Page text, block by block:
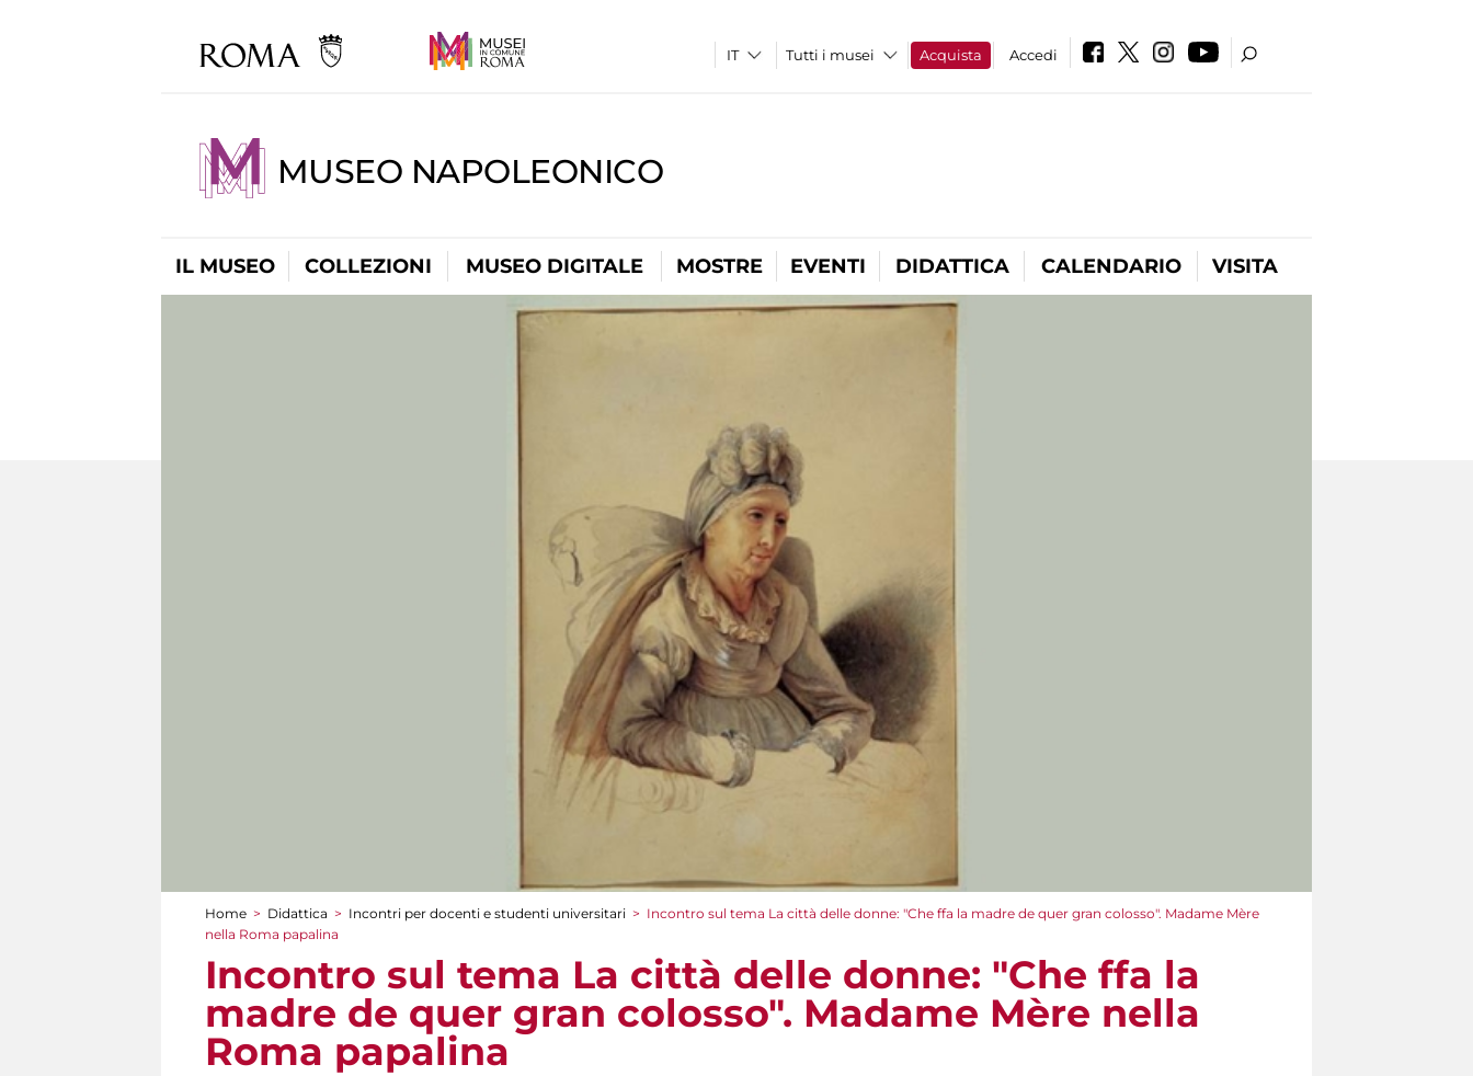
Tutti i musei Acquista Accedi
MUSEO NAPOLEONICO
IL MUSEO COLLEZIONI MUSEO DIGITALE MOSTRE EVENTI DIDATTICA CALENDARIO VISITA
Tu sei qui
Home > Didattica > Incontri per docenti e studenti universitari > Incontro sul tema La città delle donne: "Che ffa la madre de quer gran colosso". Madame Mère
nella Roma papalina
Incontro sul tema La città delle donne: "Che ffa la
madre de quer gran colosso". Madame Mère nella
Roma papalina